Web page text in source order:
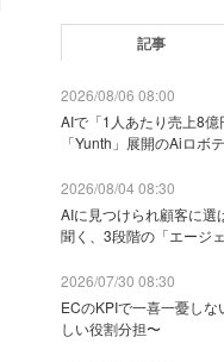
記事
2026/08/06 08:00
AIで「1人あたり売上8
「Yunth」展開のAiロボ
2026/08/04 08:30
AIに見つけられ顧客に選
聞く、3段階の「エージ
2026/07/30 08:30
ECのKPIで一喜一憂し
しい役割分担〜